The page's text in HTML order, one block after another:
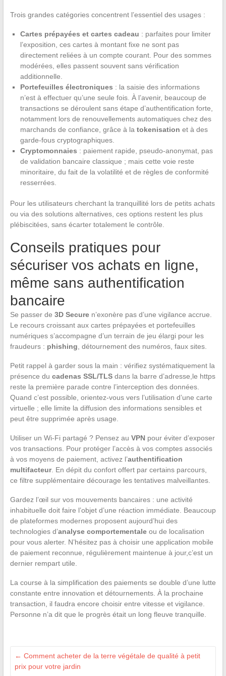
Trois grandes catégories concentrent l’essentiel des usages :
Cartes prépayées et cartes cadeau : parfaites pour limiter
l’exposition, ces cartes à montant fixe ne sont pas
directement reliées à un compte courant. Pour des sommes
modérées, elles passent souvent sans vérification
additionnelle.
Portefeuilles électroniques : la saisie des informations
n’est à effectuer qu’une seule fois. À l’avenir, beaucoup de
transactions se déroulent sans étape d’authentification forte,
notamment lors de renouvellements automatiques chez des
marchands de confiance, grâce à la tokenisation et à des
garde-fous cryptographiques.
Cryptomonnaies : paiement rapide, pseudo-anonymat, pas
de validation bancaire classique ; mais cette voie reste
minoritaire, du fait de la volatilité et de règles de conformité
resserrées.
Pour les utilisateurs cherchant la tranquillité lors de petits achats
ou via des solutions alternatives, ces options restent les plus
plébiscitées, sans écarter totalement le contrôle.
Conseils pratiques pour
sécuriser vos achats en ligne,
même sans authentification
bancaire
Se passer de 3D Securen’exonère pas d’une vigilance accrue.
Le recours croissant aux cartes prépayées et portefeuilles
numériques s’accompagne d’un terrain de jeu élargi pour les
fraudeurs : phishing , détournement des numéros, faux sites.
Petit rappel à garder sous la main : vérifiez systématiquement la
présence du cadenas SSL/TLSdans la barre d’adresse,le https
reste la première parade contre l’interception des données.
Quand c’est possible, orientez-vous vers l’utilisation d’une carte
virtuelle ; elle limite la diffusion des informations sensibles et
peut être supprimée après usage.
Utiliser un Wi-Fi partagé ? Pensez au VPNpour éviter d’exposer
vos transactions. Pour protéger l’accès à vos comptes associés
à vos moyens de paiement, activez l’authentification
multifacteur. En dépit du confort offert par certains parcours,
ce filtre supplémentaire décourage les tentatives malveillantes.
Gardez l’œil sur vos mouvements bancaires : une activité
inhabituelle doit faire l’objet d’une réaction immédiate. Beaucoup
de plateformes modernes proposent aujourd’hui des
technologies d’analyse comportementaleou de localisation
pour vous alerter. N’hésitez pas à choisir une application mobile
de paiement reconnue, régulièrement maintenue à jour,c’est un
dernier rempart utile.
La course à la simplification des paiements se double d’une lutte
constante entre innovation et détournements. À la prochaine
transaction, il faudra encore choisir entre vitesse et vigilance.
Personne n’a dit que le progrès était un long fleuve tranquille.
← Comment acheter de la terre végétale de qualité à petit
prix pour votre jardin